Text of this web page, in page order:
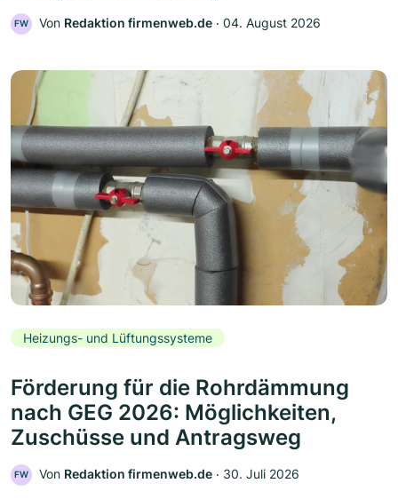
FW Von Redaktion firmenweb.de ‧ 04. August 2026
Heizungs- und Lüftungssysteme
Förderung für die Rohrdämmung
nach GEG 2026: Möglichkeiten,
Zuschüsse und Antragsweg
FW Von Redaktion firmenweb.de ‧ 30. Juli 2026